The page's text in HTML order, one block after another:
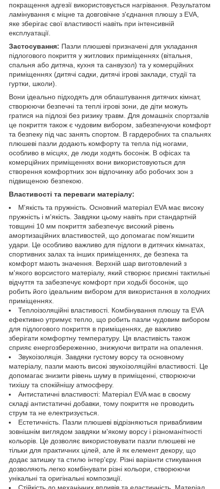
покращення адгезії використовується нагрівання. Результатом
ламінування є міцне та довговічне з'єднання плюшу з EVA,
яке зберігає свої властивості навіть при інтенсивній
експлуатації.
Застосування: Пазли плюшеві призначені для укладання
підлогового покриття у житлових приміщеннях (вітальня,
спальня або дитяча, кухня та санвузол) та у комерційних
приміщеннях (дитячі садки, дитячі ігрові заклади, студії та
гуртки, школи).
Вони ідеально підходять для облаштування дитячих кімнат,
створюючи безпечні та теплі ігрові зони, де діти можуть
гратися на підлозі без ризику травм. Для домашніх спортзалів
це покриття також є чудовим вибором, забезпечуючи комфорт
та безпеку під час занять спортом. В гардеробних та спальнях
плюшеві пазли додають комфорту та тепла під ногами,
особливо в місцях, де люди ходять босоніж. В офісах та
комерційних приміщеннях вони використовуються для
створення комфортних зон відпочинку або робочих зон з
підвищеною безпекою.
Властивості та переваги матеріалу:
М'якість та пружність. Основний матеріал EVA має високу
пружність і м'якість. Завдяки цьому навіть при стандартній
товщині 10 мм покриття забезпечує високий рівень
амортизаційних властивостей, що допомагає пом'якшити
удари. Це особливо важливо для підлоги в дитячих кімнатах,
спортивних залах та інших приміщеннях, де безпека та
комфорт мають значення. Верхній шар виготовлений з
м'якого ворсистого матеріалу, який створює приємні тактильні
відчуття та забезпечує комфорт при ходьбі босоніж, що
робить його ідеальним вибором для використання в холодних
приміщеннях.
Теплоізоляційні властивості. Комбінування плюшу та EVA
ефективно утримує тепло, що робить пазли чудовим вибором
для підлогового покриття в приміщеннях, де важливо
зберігати комфортну температуру. Ця властивість також
сприяє енергозбереженню, знижуючи витрати на опалення.
Звукоізоляція. Завдяки густому ворсу та основному
матеріалу, пазли мають високі звукоізоляційні властивості. Це
допомагає знизити рівень шуму в приміщенні, створюючи
тихішу та спокійнішу атмосферу.
Антистатичні властивості: Матеріал EVA має в своєму
складі антистатичні добавки, тому покриття не проводить
струм та не електризується.
Естетичність. Пазли плюшеві відрізняються привабливим
зовнішнім виглядом завдяки м'якому ворсу і різноманітності
кольорів. Це дозволяє використовувати пазли плюшеві не
тільки для практичних цілей, але й як елемент декору, що
додає затишку та стилю інтер'єру. Різні варіанти стикування
дозволяють легко комбінувати різні кольори, створюючи
унікальні та оригінальні композиції.
Стійкість до механічних впливів та еластичність. Матеріал